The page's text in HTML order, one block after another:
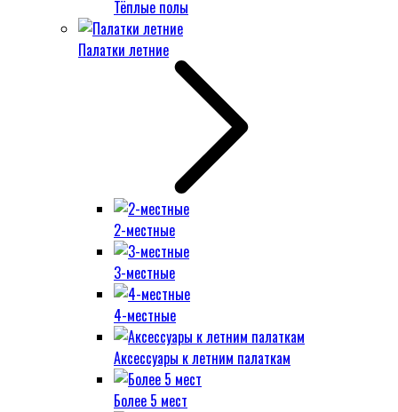
Тёплые полы
Палатки летние
2-местные
3-местные
4-местные
Аксессуары к летним палаткам
Более 5 мест